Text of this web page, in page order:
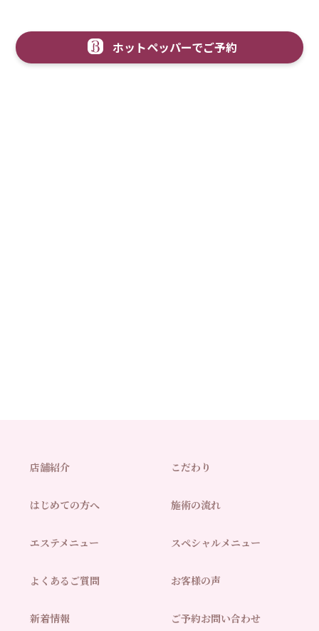
ホットペッパーでご予約
店舗紹介 こだわり
はじめての方へ 施術の流れ
エステメニュー スペシャルメニュー
よくあるご質問 お客様の声
新着情報 ご予約お問い合わせ